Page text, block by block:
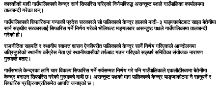
कास्कीको मादी गाउँपालिकाको केन्द्र सार्न सिफारिस गरिएको निर्णयविरुद्ध असन्तुष्ट पक्षले गाउँपालिका कार्यालयमा
तालाबन्दी गरेका छन्।
गाउँपालिकाको सिफारिसमा गण्डकी प्रदेश सरकारले सो पालिकाको केन्द्र हालको मादी–३ याङ्जाकोटबाट साझा बेतेनीमा
सार्न सङ्घीय सरकारलाई सिफारिस गर्ने निर्णय गरेको भोलिपल्ट मङ्गलबार असन्तुष्ट पक्षले गाउँपालिकामा तालाबन्दी
गरेको हो।
राजनीतिक सहमति र स्थानीय स्वायत्त शासन ऐनविपरीत पालिकाको केन्द्र सार्ने निर्णय गरिएकाले आन्दोलनमा
उत्रिनुपरेको स्थानीय काँग्रेस नेता एवं स्थानीयवासीको तर्फबाट गठन गरिएको सङ्घर्ष समितिका संयोजक नारायण
गुरुङले बताए।
गाउँसभाले केन्द्रका लागि चार विकल्प सिफारिस गर्ने सर्वसम्मत निर्णय गरे पनि गाउँपालिकाले एकलौटीरूपमा बेतेनीमा
केन्द्र बनाउन सिफारिस गरेको गुरुङको दाबी छ। असन्तुष्ट पक्षको माग पालिकाको केन्द्र याङ्जाकोटमा नै रहनुपर्ने र
सिफारिस प्रक्रियाप्रतिसमेत आपत्ति जनाएको छ।